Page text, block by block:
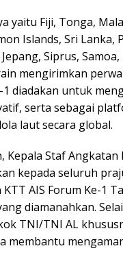
yaitu Fiji, Tonga,
Islands, Sri Lanka,
Siprus,
mengirimkan
diadakan untuk
serta sebagai
laut secara global.
Staf Angkatan
kepada seluruh
AIS Forum Ke-1
diamanahkan.
TNI/TNI AL
membantu